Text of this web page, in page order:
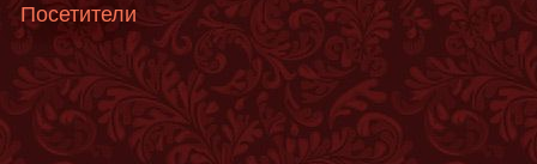
Посетители